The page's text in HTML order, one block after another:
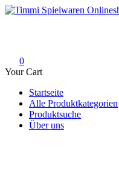
Skip
0
Your Cart
Startseite
Alle Produktkategorien
Produktsuche
Über uns